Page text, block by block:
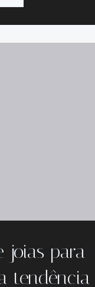
joias para
tendência